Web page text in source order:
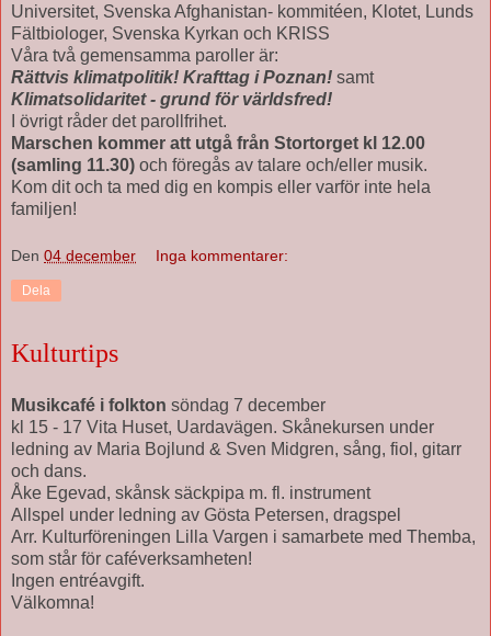
Universitet, Svenska Afghanistan- kommitéen, Klotet, Lunds
Fältbiologer, Svenska Kyrkan och KRISS
Våra två gemensamma paroller är:
Rättvis klimatpolitik! Krafttag i Poznan! samt
Klimatsolidaritet - grund för världsfred!
I övrigt råder det parollfrihet.
Marschen kommer att utgå från Stortorget kl 12.00
(samling 11.30) och föregås av talare och/eller musik.
Kom dit och ta med dig en kompis eller varför inte hela
familjen!
Den 04 december Inga kommentarer:
Dela
Kulturtips
Musikcafé i folkton söndag 7 december
kl 15 - 17 Vita Huset, Uardavägen. Skånekursen under
ledning av Maria Bojlund & Sven Midgren, sång, fiol, gitarr
och dans.
Åke Egevad, skånsk säckpipa m. fl. instrument
Allspel under ledning av Gösta Petersen, dragspel
Arr. Kulturföreningen Lilla Vargen i samarbete med Themba,
som står för caféverksamheten!
Ingen entréavgift.
Välkomna!